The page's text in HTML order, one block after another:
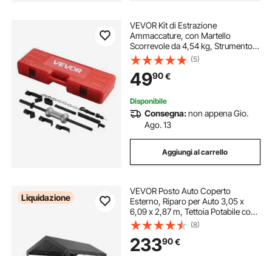
VEVOR Kit di Estrazione
Ammaccature, con Martello
Scorrevole da 4,54 kg, Strumento
di Rimozione Danni Automobilistici
per Riparazione Carrozzeria con
Custodia, Asta di Prolunga,
Impugnatura
(5)
4990€
Disponibile
Consegna:non appena Gio.
Ago. 13
Aggiungi al carrello
Liquidazione
VEVOR Posto Auto Coperto
Esterno, Riparo per Auto 3,05 x
6,09 x 2,87 m, Tettoia Potabile con
Pareti Laterali e Porta Rimovibili,
Resistente ai Raggi UV e all'Acqua,
per Auto e Barca, Grigio
(8)
23390€